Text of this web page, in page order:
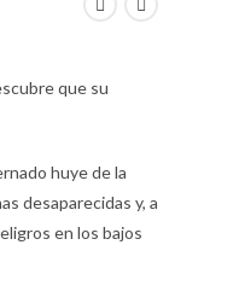
que su
huye de la
desaparecidas y, a
en los bajos